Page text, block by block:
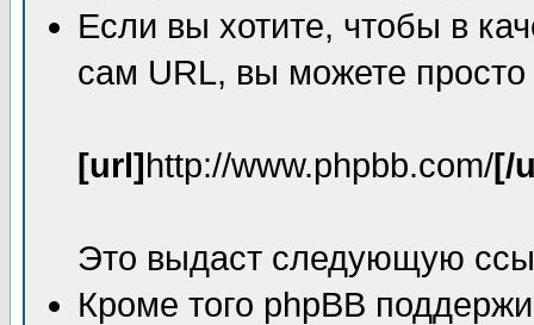
Если вы хотите, чтобы в
сам URL, вы можете
[url]http://www.phpbb.com/[/
Это выдаст следующую
Кроме того phpBB